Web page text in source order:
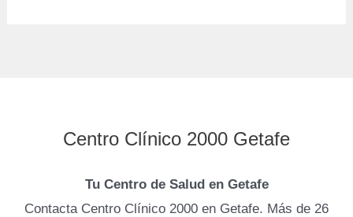
Centro Clínico 2000 Getafe
Tu Centro de Salud en Getafe
Contacta Centro Clínico 2000 en Getafe. Más de 26